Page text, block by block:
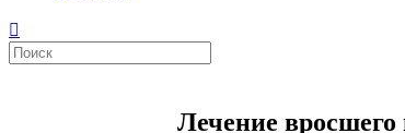
Лечение вросшего